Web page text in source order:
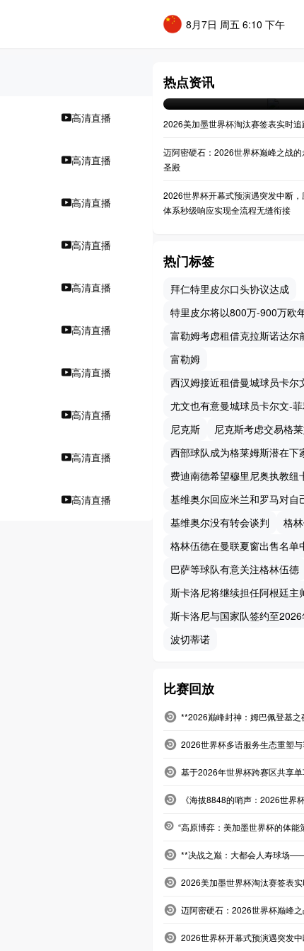
8月7日 周五 6:10 下午
高清直播
高清直播
高清直播
高清直播
高清直播
高清直播
高清直播
高清直播
高清直播
高清直播
热点资讯
07-20 04:36
2026美加墨世界杯淘汰赛签表实时追
迈阿密硬石：2026世界杯巅峰之战的
圣殿
2026世界杯开幕式预演遇突发中断，
体系秒级响应实现全流程无缝衔接
热门标签
拜仁特里皮尔口头协议达成
特里皮尔将以800万-900万欧
富勒姆考虑租借克拉斯诺达尔
富勒姆
西汉姆接近租借曼城球员卡尔
尤文也有意曼城球员卡尔文-
尼克斯
尼克斯考虑交易格
西部球队成为格莱姆斯潜在下
费迪南德希望穆里尼奥执教纽
基维奥尔回应米兰和罗马对自
基维奥尔没有转会谈判
格
格林伍德在曼联夏窗出售名单
巴萨等球队有意关注格林伍德
斯卡洛尼将继续担任阿根廷主
斯卡洛尼与国家队签约至
波切蒂诺
比赛回放
**2026巅峰封神：姆巴佩登基之
2026世界杯多语服务生态重塑
基于2026年世界杯跨赛区共享
《海拔8848的哨声：2026世界
“高原博弈：美加墨世界杯的体能
**决战之巅：大都会人寿球场
2026美加墨世界杯淘汰赛签表
迈阿密硬石：2026世界杯巅峰
2026世界杯开幕式预演遇突发